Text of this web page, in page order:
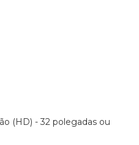
(HD) - 32 polegadas ou